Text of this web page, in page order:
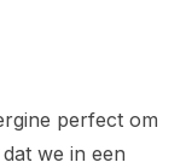
perfect om
we in een